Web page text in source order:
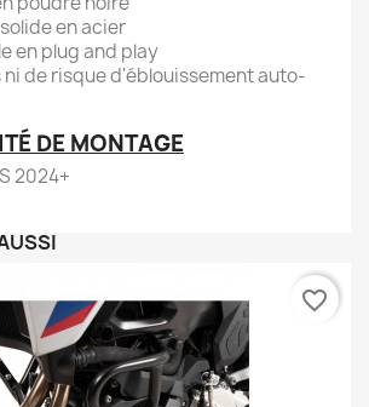
en acier
en plug and play
ni de risque d'éblouissement auto-
DE MONTAGE
2024+
favorite_border